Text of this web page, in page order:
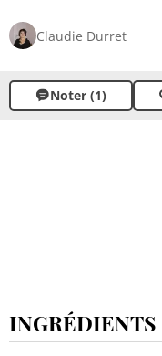
Claudie Durret
Noter (1)
INGRÉDIENTS